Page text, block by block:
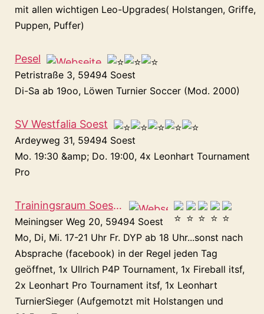
mit allen wichtigen Leo-Upgrades( Holstangen, Griffe,
Puppen, Puffer)
Pesel
Petristraße 3, 59494 Soest
Di-Sa ab 19oo, Löwen Turnier Soccer (Mod. 2000)
SV Westfalia Soest
Ardeyweg 31, 59494 Soest
Mo. 19:30 &amp; Do. 19:00, 4x Leonhart Tournament
Pro
Trainingsraum Soester Kickers
Meiningser Weg 20, 59494 Soest
Mo, Di, Mi. 17-21 Uhr Fr. DYP ab 18 Uhr...sonst nach
Absprache (facebook) in der Regel jeden Tag
geöffnet, 1x Ullrich P4P Tournament, 1x Fireball itsf,
2x Leonhart Pro Tournament itsf, 1x Leonhart
TurnierSieger (Aufgemotzt mit Holstangen und